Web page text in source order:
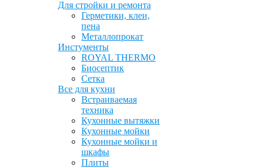
Для стройки и ремонта
Герметики, клеи,
пена
Металлопрокат
Инстументы
ROYAL THERMO
Биосептик
Сетка
Все для кухни
Встраиваемая
техника
Кухонные вытяжки
Кухонные мойки
Кухонные мойки и
шкафы
Плиты